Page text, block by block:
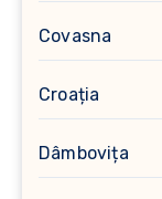
Covasna
Croația
Dâmbovița